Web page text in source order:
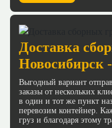
Доставка
Новосибирск
Выгодный вариант
заказы от нескольких
в один и тот же пункт
перевозим контейнер.
груз и благодаря этому